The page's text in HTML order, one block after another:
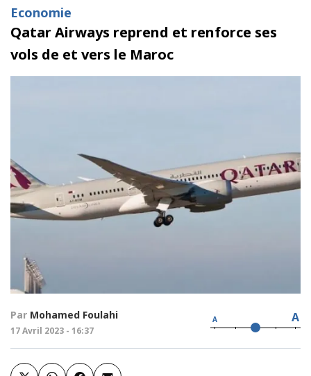
Economie
Qatar Airways reprend et renforce ses
vols de et vers le Maroc
Par Mohamed Foulahi
17 Avril 2023 - 16:37
A A